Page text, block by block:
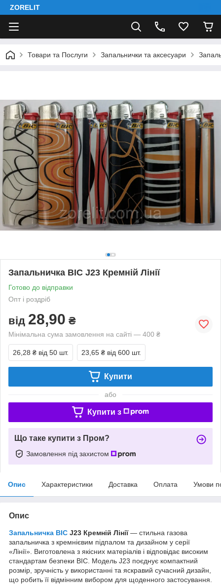
ZORELIT
Товари та Послуги Запальнички та аксесуари
Запальничка BIC J23 Кремній Лінії
Готово до відправки
Опт і роздріб
від 28,90 ₴
Мінімальна сума замовлення на сайті — 400 ₴
26,28 ₴ від 50 шт. 23,65 ₴ від 600 шт.
Купити
або
Купити з
Що таке купити з Пром?
Замовлення під захистом
Опис Характеристики Доставка Оплата Умови
Опис
Запальничка BIC J23 Кремній Лінії— стильна газова
запальничка з кремнієвим підпалом та дизайном у серії
«Лінії». Виготовлена з якісних матеріалів і відповідає високим
стандартам безпеки BIC. Модель J23 поєднує компактний
розмір, зручність у використанні та яскравий сучасний дизайн,
що робить її відмінним вибором для щоденного застосування.